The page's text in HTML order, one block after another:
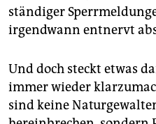
ständiger
irgendwann entnervt
Und doch steckt etwas
immer wieder
sind keine